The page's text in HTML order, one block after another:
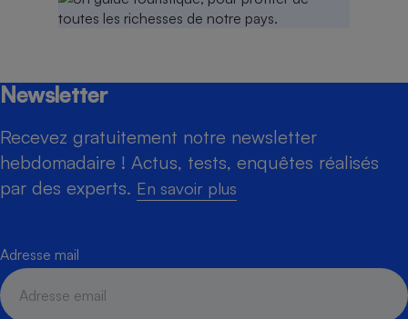
Newsletter
Recevez gratuitement notre newsletter
hebdomadaire ! Actus, tests, enquêtes réalisés
par des experts. En savoir plus
Adresse mail